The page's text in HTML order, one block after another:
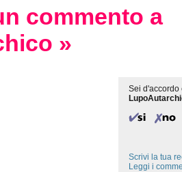
commento a
»
Sei d'accordo
Scrivi la tua
Leggi i